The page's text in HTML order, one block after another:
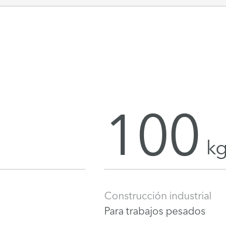
100
Construcción industrial
Para trabajos pesados